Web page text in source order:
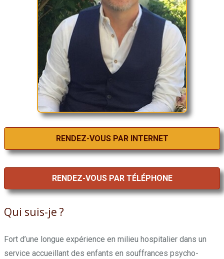
Qui suis-je ?
Fort d’une longue expérience en milieu hospitalier dans un
service accueillant des enfants en souffrances psycho-
RENDEZ-VOUS PAR INTERNET
RENDEZ-VOUS PAR TÉLÉPHONE